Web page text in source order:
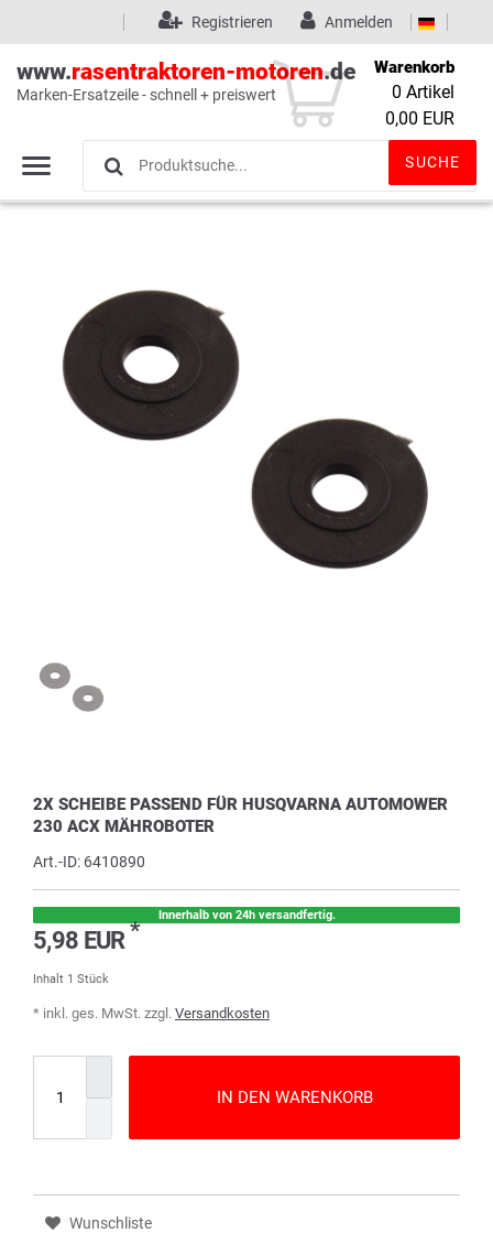
Wunschliste (0)
Anmelden
Registrieren
www.rasentraktoren-motoren.de
Marken-Ersatzeile - schnell + preiswert
SUCHE
Warenkorb
0 Artikel
0,00 EUR
2X SCHEIBE PASSEND FÜR HUSQVARNA AUTOMOWER
230 ACX MÄHROBOTER
Art.-ID: 6410890
Innerhalb von 24h versandfertig.
5,98 EUR*
Inhalt 1 Stück
* inkl. ges. MwSt. zzgl. Versandkosten
IN DEN WARENKORB
Wunschliste